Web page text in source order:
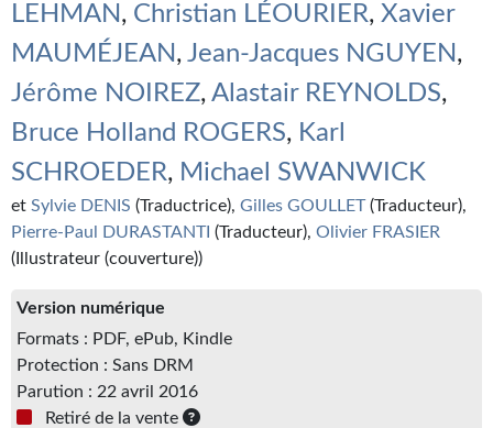
NUMÉRIQUE
Romans et recueils
Une Heure-Lumière
Nouvelles
Bifrost
Livres audio
Gratuit
Sans DRM
BIFROST
LEHMAN, Christian LÉOURIER, Xavier
MAUMÉJEAN, Jean-Jacques NGUYEN,
Jérôme NOIREZ, Alastair REYNOLDS,
Bruce Holland ROGERS, Karl
SCHROEDER, Michael SWANWICK
et Sylvie DENIS (Traductrice), Gilles GOULLET(Traducteur),
Pierre-Paul DURASTANTI (Traducteur), Olivier FRASIER
(Illustrateur (couverture))
Version numérique
Formats : PDF, ePub, Kindle
Protection : Sans DRM
Parution : 22 avril 2016
Retiré de la vente